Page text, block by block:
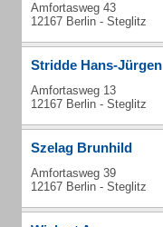
Amfortasweg 43
12167 Berlin - Steglitz
Stridde Hans-Jürgen
Amfortasweg 13
12167 Berlin - Steglitz
Szelag Brunhild
Amfortasweg 39
12167 Berlin - Steglitz